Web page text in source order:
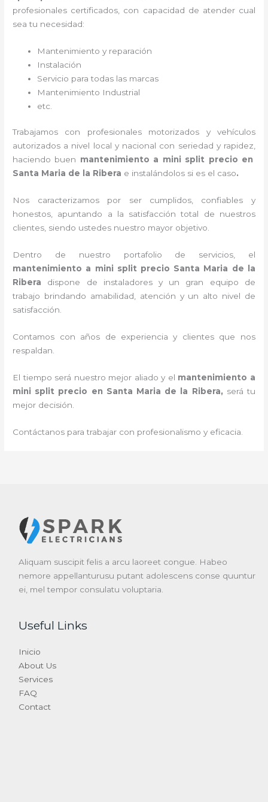
profesionales certificados, con capacidad de atender cual
sea tu necesidad:
Mantenimiento y reparación
Instalación
Servicio para todas las marcas
Mantenimiento Industrial
etc.
Trabajamos con profesionales motorizados y vehículos
autorizados a nivel local y nacional con seriedad y rapidez,
haciendo buen mantenimiento a mini split precio en
Santa Maria de la Ribera e instalándolos si es el caso.
Nos caracterizamos por ser cumplidos, confiables y
honestos, apuntando a la satisfacción total de nuestros
clientes, siendo ustedes nuestro mayor objetivo.
Dentro de nuestro portafolio de servicios, el
mantenimiento a mini split precio Santa Maria de la
Ribera dispone de instaladores y un gran equipo de
trabajo brindando amabilidad, atención y un alto nivel de
satisfacción.
Contamos con años de experiencia y clientes que nos
respaldan.
El tiempo será nuestro mejor aliado y el mantenimiento a
mini split precio en Santa Maria de la Ribera, será tu
mejor decisión.
Contáctanos para trabajar con profesionalismo y eficacia.
Aliquam suscipit felis a arcu laoreet congue. Habeo
nemore appellanturusu putant adolescens conse quuntur
ei, mel tempor consulatu voluptaria.
Useful Links
Inicio
About Us
Services
FAQ
Contact